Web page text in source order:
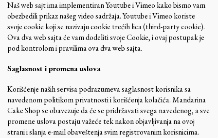
Naš web sajt ima implementiran Youtube i Vimeo kako bismo vam
obezbedili prikaz našeg video sadržaja. Youtube i Vimeo koriste
svoje cookie koji se nazivaju cookie trećih lica (third-party cookie).
Ova dva web sajta će vam dodeliti svoje Cookie, i ovaj postupak je
pod kontrolom i pravilima ova dva web sajta.
Saglasnost i promena uslova
Korišćenje naših servisa podrazumeva saglasnost korisnika sa
navedenom politikom privatnosti i korišćenja kolačića. Mandarina
Cake Shop se obavezuje da će se pridržavati svega navedenog, a sve
promene uslova postaju važeće tek nakon objavljivanja na ovoj
strani i slanja e-mail obaveštenja svim registrovanim korisnicima.